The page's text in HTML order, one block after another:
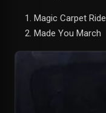
Magic Carpet Ride
Made You March